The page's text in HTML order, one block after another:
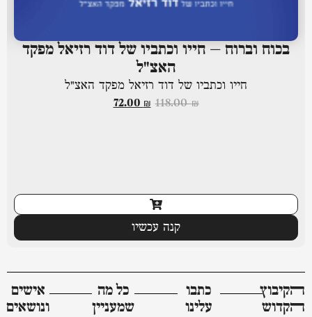
בכוח וברוח – חייו וכתביו של דוד רזיאל מפקד
האצ"ל
חייו וכתביו של דוד רזיאל מפקד האצ"ל
118.00₪
72.00 ₪
קנה עכשיו
ﬣקיבוץ
ﬣקדוש
כתבו
עלינו
כל מה
שמעניין
אישים
ונושאים